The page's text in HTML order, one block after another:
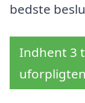
bedste
Indhent 3